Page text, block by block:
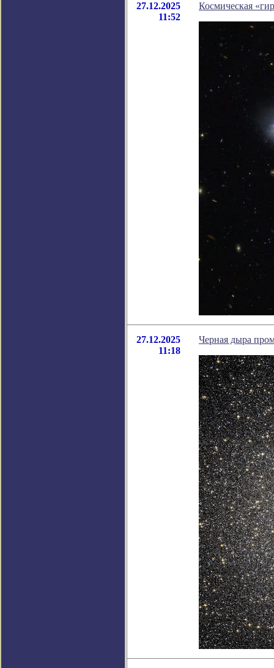
27.12.2025
11:52
Космическая
27.12.2025
11:18
Черная дыра